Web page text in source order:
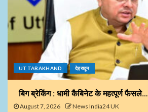
UTTARAKHAND देहरादून
बिग ब्रेकिंग : धामी कैबिनेट के महत्पूर्ण फैसले…
August 7, 2026 News India24 UK